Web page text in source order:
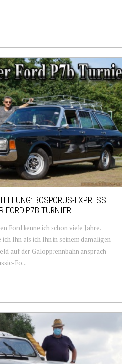
BOSPORUS-EXPRESS –
FORD P7B TURNIER
Ford kenne ich schon viele Jahre.
ich Ihn als ich Ihn in seinem damaligen
auf der Galopprennbahn ansprach
Fo...